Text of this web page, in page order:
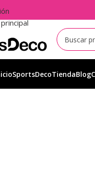
SportsDecoTiendaBlog